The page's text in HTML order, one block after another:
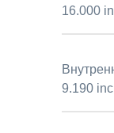
16.000
9.190